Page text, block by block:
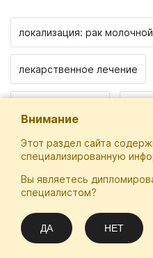
локализация: рак
лекарственное лечение
Внимание
Этот раздел сайта
специализированную
Вы являетесь
специалистом?
ДА НЕТ
Отечественная Школа
Email
info@practical-oncology.ru